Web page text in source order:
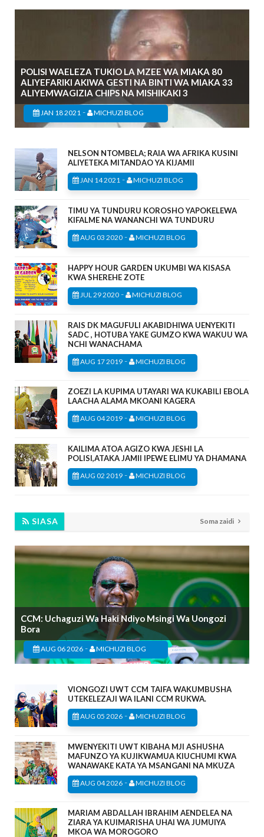
POLISI WAELEZA TUKIO LA MZEE WA MIAKA 80
ALIYEFARIKI AKIWA GESTI NA BINTI WA MIAKA 33
ALIYEMWAGIZIA CHIPS NA MISHIKAKI 3
JAN 18 2021 - MICHUZI BLOG
NELSON NTOMBELA; RAIA WA AFRIKA KUSINI
ALIYETEKA MITANDAO YA KIJAMII
JAN 14 2021 - MICHUZI BLOG
TIMU YA TUNDURU KOROSHO YAPOKELEWA
KIFALME NA WANANCHI WA TUNDURU
AUG 03 2020 - MICHUZI BLOG
HAPPY HOUR GARDEN UKUMBI WA KISASA
KWA SHEREHE ZOTE
JUL 29 2020 - MICHUZI BLOG
RAIS DK MAGUFULI AKABIDHIWA UENYEKITI
SADC , HOTUBA YAKE GUMZO KWA WAKUU WA
NCHI WANACHAMA
AUG 17 2019 - MICHUZI BLOG
ZOEZI LA KUPIMA UTAYARI WA KUKABILI EBOLA
LAACHA ALAMA MKOANI KAGERA
AUG 04 2019 - MICHUZI BLOG
KAILIMA ATOA AGIZO KWA JESHI LA
POLISI,ATAKA JAMII IPEWE ELIMU YA DHAMANA
AUG 02 2019 - MICHUZI BLOG
SIASA Soma zaidi
CCM: Uchaguzi Wa Haki Ndiyo Msingi Wa Uongozi
Bora
AUG 06 2026 - MICHUZI BLOG
VIONGOZI UWT CCM TAIFA WAKUMBUSHA
UTEKELEZAJI WA ILANI CCM RUKWA.
AUG 05 2026 - MICHUZI BLOG
MWENYEKITI UWT KIBAHA MJI ASHUSHA
MAFUNZO YA KUJIKWAMUA KIUCHUMI KWA
WANAWAKE KATA YA MSANGANI NA MKUZA
AUG 04 2026 - MICHUZI BLOG
MARIAM ABDALLAH IBRAHIM AENDELEA NA
ZIARA YA KUIMARISHA UHAI WA JUMUIYA
MKOA WA MOROGORO